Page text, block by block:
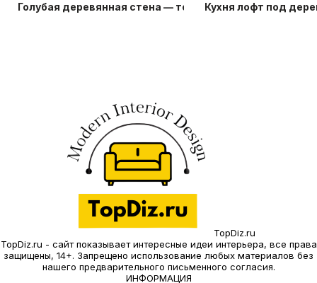
Голубая деревянная стена — топ-20 идейКухня лофт под
TopDiz.ru
TopDiz.ru - сайт показывает интересные идеи интерьера, все права
защищены, 14+. Запрещено использование любых материалов без
нашего предварительного письменного согласия.
ИНФОРМАЦИЯ